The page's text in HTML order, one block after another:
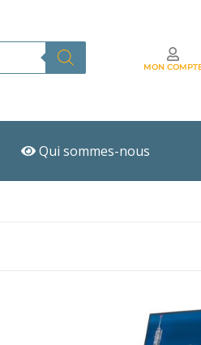
MON
Qui sommes-nous